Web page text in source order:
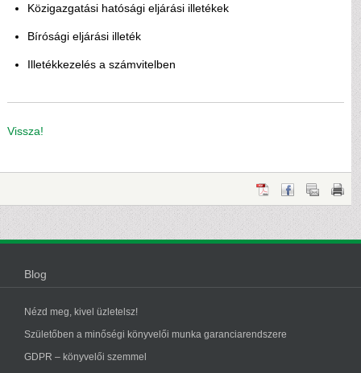
Közigazgatási hatósági eljárási illetékek
Bírósági eljárási illeték
Illetékkezelés a számvitelben
Vissza!
Blog
Nézd meg, kivel üzletelsz!
Születőben a minőségi könyvelői munka garanciarendszere
GDPR – könyvelői szemmel